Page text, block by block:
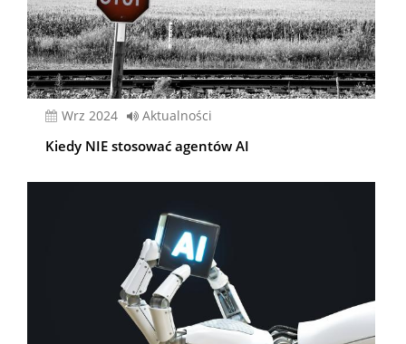
wrz 2024 Aktualności
Kiedy NIE stosować agentów AI